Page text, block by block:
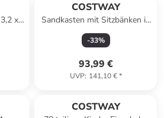
x
COSTWAY
Sandkasten mit Sitzbänken in
Gelb
-33%
93,99 €
UVP: 141,10 €*
COSTWAY